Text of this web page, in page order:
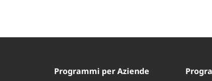
Programmi per Aziende